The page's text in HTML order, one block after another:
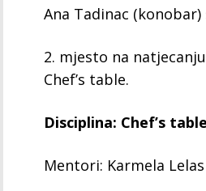
Ana Tadinac
2. mjesto na
Chef’s table.
Disciplina: Chef’s table
Mentori: Karmela